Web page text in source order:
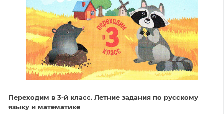
Переходим в 3-й класс. Летние задания по русскому
языку и математике